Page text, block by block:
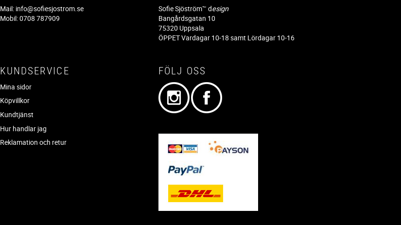
Mail: info@sofiesjostrom.se
Mobil: 0708 787909
Sofie Sjöström™ design
Bangårdsgatan 10
75320 Uppsala
ÖPPET Vardagar 10-18 samt Lördagar 10-16
KUNDSERVICE
Mina sidor
Köpvillkor
Kundtjänst
Hur handlar jag
Reklamation och retur
FÖLJ OSS